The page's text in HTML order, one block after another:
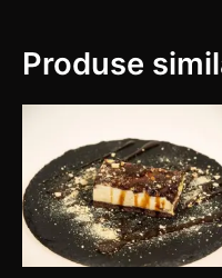
Produse